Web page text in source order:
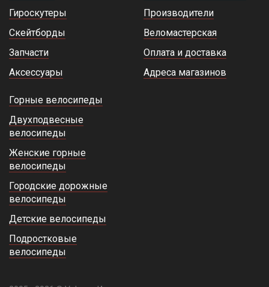
Гироскутеры
Скейтборды
Запчасти
Аксессуары
Производители
Веломастерская
Оплата и доставка
Адреса магазинов
Горные велосипеды
Двухподвесные
велосипеды
Женские горные
велосипеды
Городские дорожные
велосипеды
Детские велосипеды
Подростковые
велосипеды